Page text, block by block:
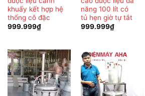
khuấy kết hợp hệ
thống cô đặc
999.999₫
năng 100 lít có
tủ hẹn giờ tự tắt
999.999₫